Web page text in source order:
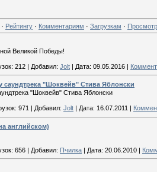
· Рейтингу · Комментариям · Загрузкам ·
Великой Победы!
212 | Добавил: Jolt | Дата: 09.05.2016 |
саундтрека "Шоквейв" Стива Яблонски
"Шоквейв" Стива Яблонски
971 Добавил: Jolt Дата: 16.07.2011
английском)
656 | Добавил: Пчилка | Дата: 20.06.2010 |